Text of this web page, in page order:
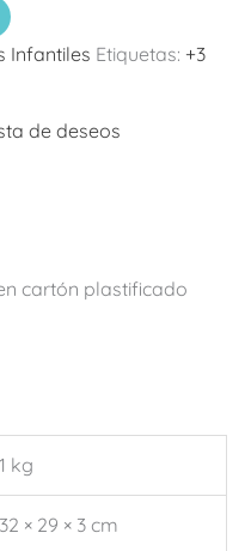
Infantiles Etiquetas: +3
de deseos
cartón plastificado
1 kg
32 × 29 × 3 cm